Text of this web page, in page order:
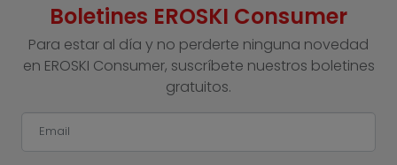
Boletines EROSKI Consumer
Para estar al día y no perderte ninguna novedad
en EROSKI Consumer, suscríbete nuestros boletines
gratuitos.